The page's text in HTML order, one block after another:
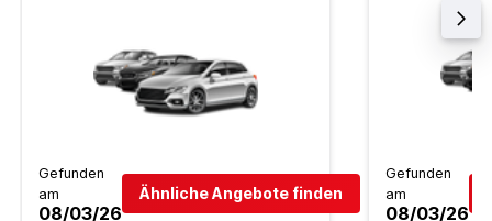
Gefunden
am
08/03/26
Ähnliche Angebote finden
Gefunden
am
08/03/26